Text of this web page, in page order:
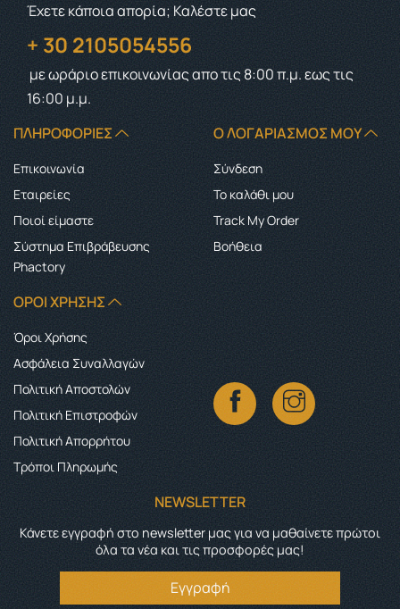
Έχετε κάποια απορία; Καλέστε μας
+ 30 2105054556
με ωράριο επικοινωνίαςαπο τις 8:00 π.μ. εως τις
16:00 μ.μ.
ΠΛΗΡΟΦΟΡΊΕΣ
Επικοινωνία
Εταιρείες
Ποιοί είμαστε
Σύστημα Επιβράβευσης
Phactory
Ο ΛΟΓΑΡΙΑΣΜΌΣ ΜΟΥ
Σύνδεση
Το καλάθι μου
Track My Order
Boήθεια
ΌΡΟΙ ΧΡΉΣΗΣ
Όροι Χρήσης
Ασφάλεια Συναλλαγών
Πολιτική Αποστολών
Πολιτική Επιστροφών
Πολιτική Απορρήτου
Τρόποι Πληρωμής
NEWSLETTER
Κάνετε εγγραφή στο newsletter μας για να μαθαίνετε πρώτοι
όλα τα νέα και τις προσφορές μας!
Εγγραφή